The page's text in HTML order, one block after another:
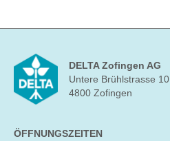
DELTA Zofingen AG
Untere Brühlstrasse 10
4800 Zofingen
ÖFFNUNGSZEITEN